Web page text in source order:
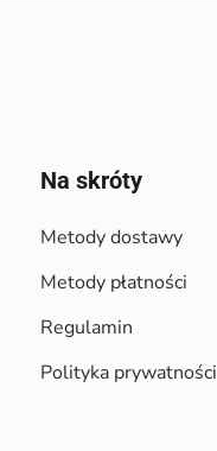
Na skróty
Metody dostawy
Metody płatności
Regulamin
Polityka prywatności